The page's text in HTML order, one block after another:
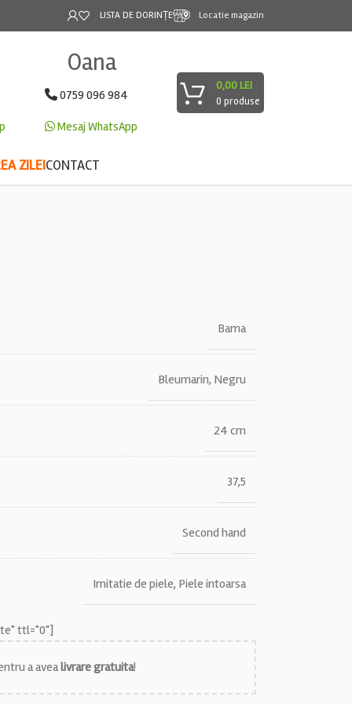
LISTA DE DORINȚE Locatie magazin
Oana
0759 096 984
Mesaj WhatsApp
0 produse
0,00LEI
ZILEICONTACT
Bama
Bleumarin, Negru
24 cm
37,5
Second hand
Imitatie de piele, Piele intoarsa
ttl="0"]
a avealivrare gratuita!